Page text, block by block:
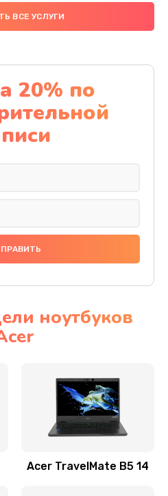
моста
от пыли
руб.
подсветки
BIOS
видеочипа
ВСЕ УСЛУГИ
20% по
ноутбуков
Acer TravelMate B5 14